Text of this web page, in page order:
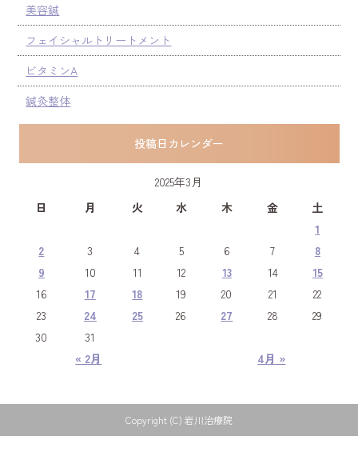
美容鍼
フェイシャルトリートメント
ビタミンA
鍼灸整体
投稿日カレンダー
2025年3月
日
月 火 水 木 金 土
« 2月 4月 »
1
2
3 4 5 6 7
8
9
10 11 12 13 14
15
16
17 18 19 20 21
22
23
24 25 26 27 28
29
30
31
Copyright (C) 岩川治療院